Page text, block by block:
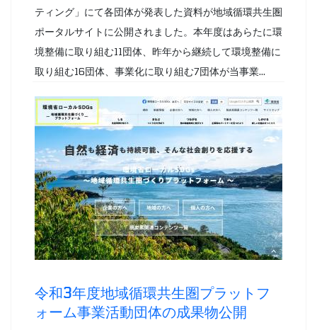
ティング」にて各団体が発表した資料が地域循環共生圏
ポータルサイトに公開されました。本年度はあらたに環
境整備に取り組む11団体、昨年から継続して環境整備に
取り組む16団体、事業化に取り組む7団体が当事業...
令和3年度地域循環共生圏プラットフ
ォーム事業活動団体の成果物公開